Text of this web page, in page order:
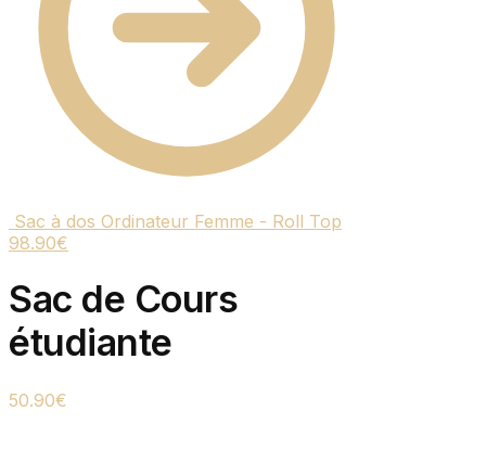
Sac à dos Ordinateur Femme - Roll Top
98.90€
Sac de Cours
étudiante
50.90€